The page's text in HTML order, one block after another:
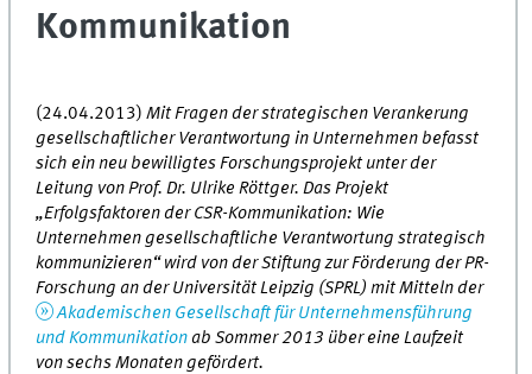
Kommunikation
(24.04.2013)Mit Fragen der strategischen Verankerung
gesellschaftlicher Verantwortung in Unternehmen befasst
sich ein neu bewilligtes Forschungsprojekt unter der
Leitung von Prof. Dr. Ulrike Röttger. Das Projekt
„Erfolgsfaktoren der CSR-Kommunikation: Wie
Unternehmen gesellschaftliche Verantwortung strategisch
kommunizieren“ wird von der Stiftung zur Förderung der PR-
Forschung an der Universität Leipzig (SPRL) mit Mitteln der
Akademischen Gesellschaft für Unternehmensführung
und Kommunikationab Sommer 2013 über eine Laufzeit
von sechs Monaten gefördert.